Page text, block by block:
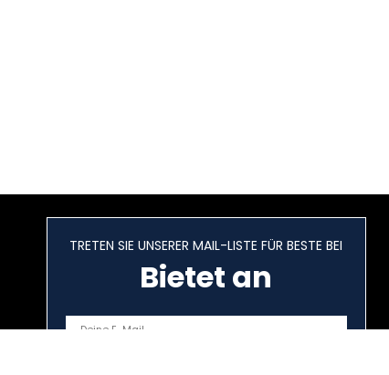
TRETEN SIE UNSERER MAIL-LISTE FÜR BESTE BEI
Bietet an